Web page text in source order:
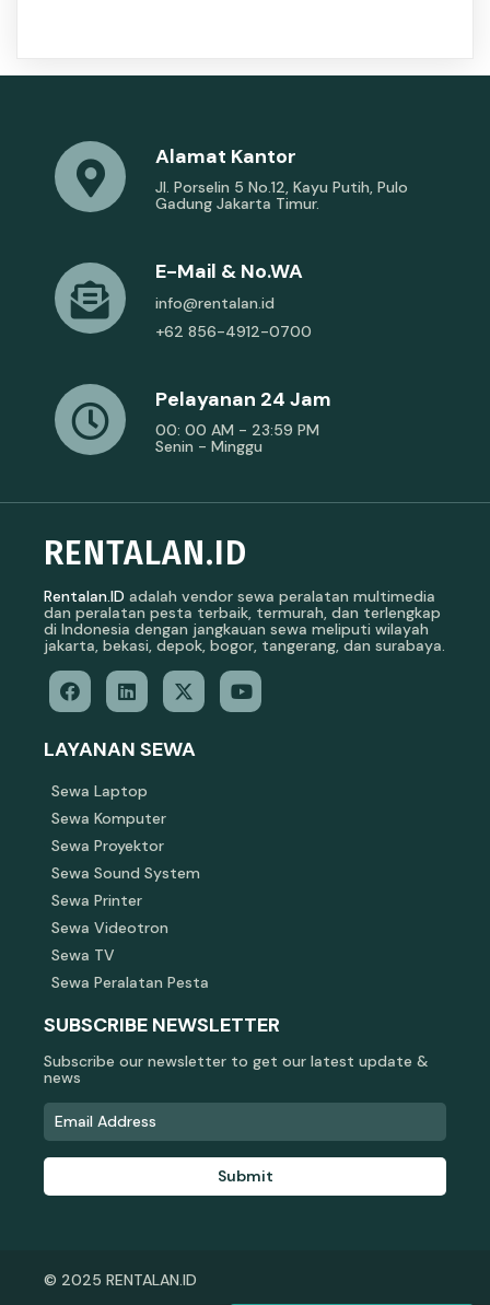
Alamat Kantor
Jl. Porselin 5 No.12, Kayu Putih, Pulo
Gadung Jakarta Timur.
E-Mail & No.WA
info@rentalan.id
+62 856-4912-0700
Pelayanan 24 Jam
00: 00 AM - 23:59 PM
Senin - Minggu
RENTALAN.ID
Rentalan.ID adalah vendor sewa peralatan multimedia
dan peralatan pesta terbaik, termurah, dan terlengkap
di Indonesia dengan jangkauan sewa meliputi wilayah
jakarta, bekasi, depok, bogor, tangerang, dan surabaya.
LAYANAN SEWA
Sewa Laptop
Sewa Komputer
Sewa Proyektor
Sewa Sound System
Sewa Printer
Sewa Videotron
Sewa TV
Sewa Peralatan Pesta
SUBSCRIBE NEWSLETTER
Subscribe our newsletter to get our latest update &
news
Submit
© 2025 RENTALAN.ID